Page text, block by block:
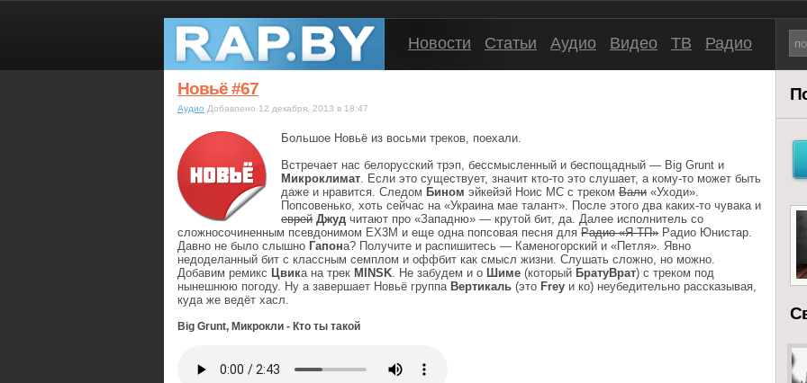
Новости Статьи Аудио Видео ТВ Радио
Новьё #67
Аудио Добавлено 12 декабря, 2013 в 18:47
Большое Новьё из восьми треков, поехали.
Встречает нас белорусский трэп, бессмысленный и беспощадный — Big Grunt и
Микроклимат. Если это существует, значит кто-то это слушает, а кому-то может быть
даже и нравится. Следом Бином эйкейэй Ноис МС с треком Вали «Уходи».
Попсовенько, хоть сейчас на «Украина мае талант». После этого два каких-то чувака и
еврей Джуд читают про «Западню» — крутой бит, да. Далее исполнитель со
сложносочиненным псевдонимом EX3M и еще одна попсовая песня для Радио «Я ТП» Радио Юнистар.
Давно не было слышно Гапона? Получите и распишитесь — Каменогорский и «Петля». Явно
недоделанный бит с классным семплом и оффбит как смысл жизни. Слушать сложно, но можно.
Добавим ремикс Цвика на трек MINSK. Не забудем и о Шиме (который БратуВрат) с треком под
нынешнюю погоду. Ну а завершает Новьё группа Вертикаль (это Frey и ко) неубедительно рассказывая,
куда же ведёт хасл.
Big Grunt, Микрокли - Кто ты такой